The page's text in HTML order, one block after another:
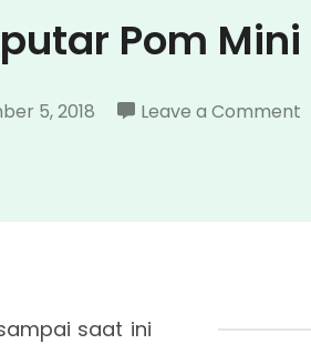
Pom Mini
5, 2018 Leave a Commenton
saat ini